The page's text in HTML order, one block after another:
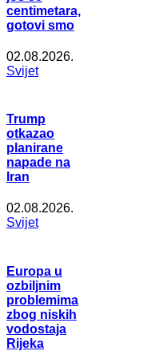
centimetara,
gotovi smo
02.08.2026.
Svijet
Trump
otkazao
planirane
napade na
Iran
02.08.2026.
Svijet
Europa u
ozbiljnim
problemima
zbog niskih
vodostaja
Rijeka